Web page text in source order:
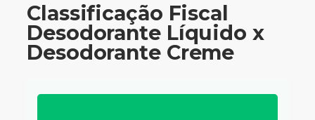
Classificação Fiscal
Desodorante Líquido x
Desodorante Creme